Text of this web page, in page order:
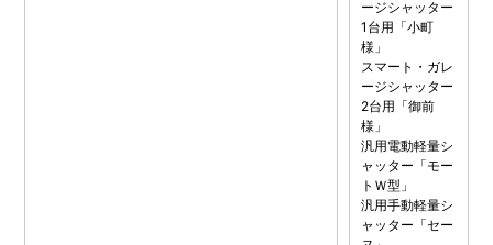
ージシャッター
1台用「小町
様」
スマート・ガレ
ージシャッター
2台用「御前
様」
汎用電動軽量シ
ャッター「モー
トＷ型」
汎用手動軽量シ
ャッター「セー